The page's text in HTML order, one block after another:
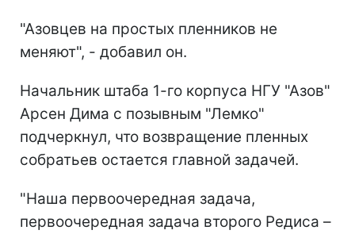
"Азовцев на простых пленников не
меняют", - добавил он.
Начальник штаба 1-го корпуса НГУ "Азов"
Арсен Дима с позывным "Лемко"
подчеркнул, что возвращение пленных
собратьев остается главной задачей.
"Наша первоочередная задача,
первоочередная задача второго Редиса –